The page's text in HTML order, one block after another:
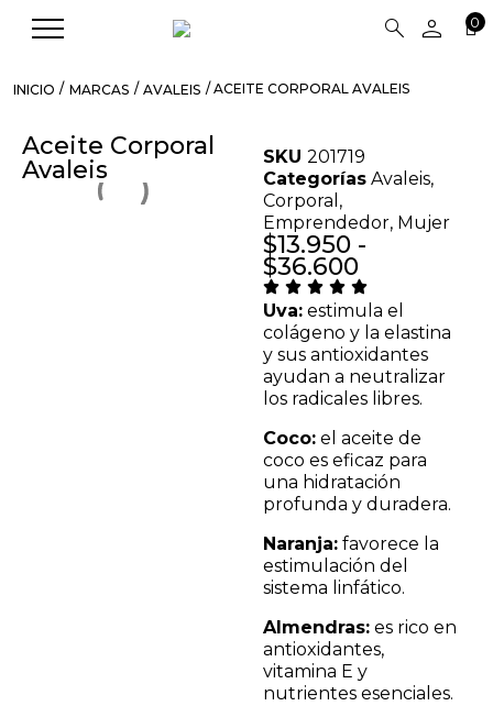
search person 0
INICIO / MARCAS / AVALEIS / ACEITE CORPORAL AVALEIS
Aceite Corporal
Avaleis
SKU201719
Categorías Avaleis,
Corporal ,
Emprendedor, Mujer
$13.950 -
$36.600
Uva: estimula el
colágeno y la elastina
y sus antioxidantes
ayudan a neutralizar
los radicales libres.
Coco: el aceite de
coco es eficaz para
una hidratación
profunda y duradera.
Naranja: favorece la
estimulación del
sistema linfático.
Almendras: es rico en
antioxidantes,
vitamina E y
nutrientes esenciales.